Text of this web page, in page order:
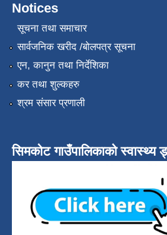
Notices
सूचना तथा समाचार
सार्वजनिक खरीद /बोलपत्र सूचना
एन, कानुन तथा निर्देशिका
कर तथा शुल्कहरु
श्रम संसार प्रणाली
सिमकोट गाउँपालिकाको स्वास्थ्य